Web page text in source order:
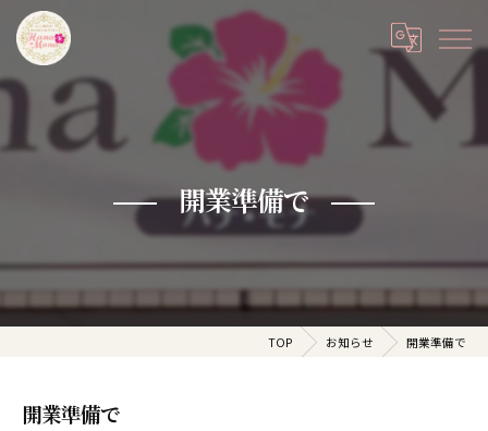
開業準備で
TOP お知らせ 開業準備で
開業準備で